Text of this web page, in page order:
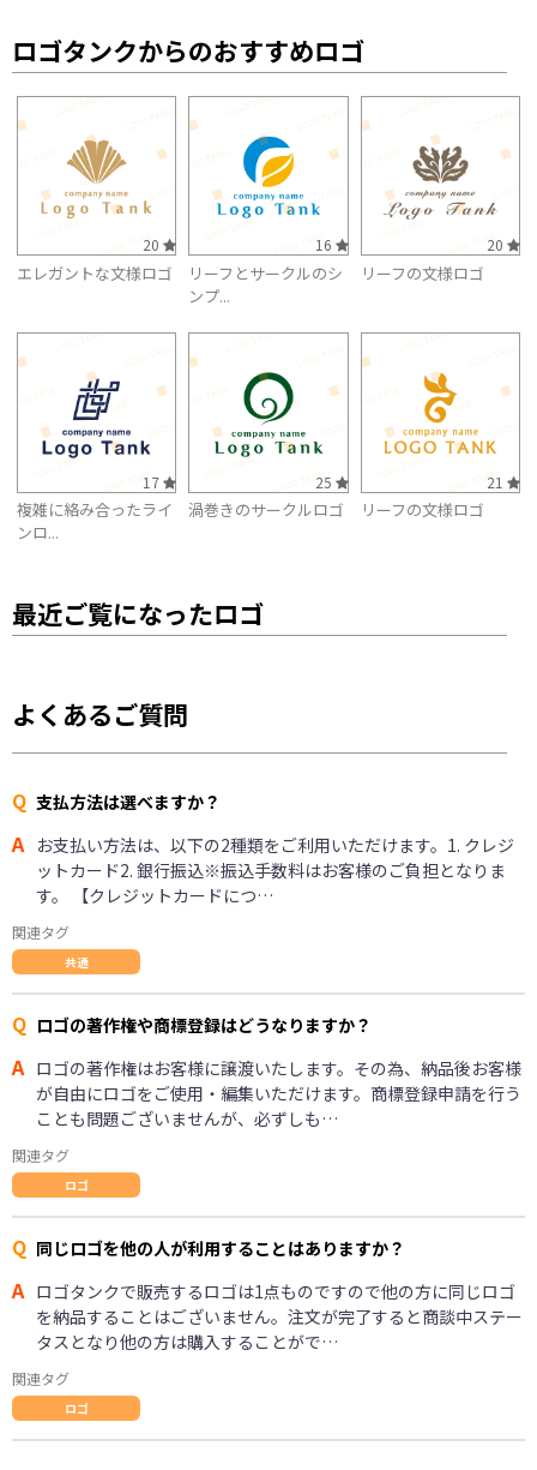
ロゴタンクからのおすすめロゴ
20
エレガントな文様ロゴ
16
リーフとサークルのシ
ンプ...
20
リーフの文様ロゴ
17
複雑に絡み合ったライ
ンロ...
25
渦巻きのサークルロゴ
21
リーフの文様ロゴ
最近ご覧になったロゴ
よくあるご質問
Q 支払方法は選べますか？
A お支払い方法は、以下の2種類をご利用いただけます。1. クレジ
ットカード2. 銀行振込※振込手数料はお客様のご負担となりま
す。 【クレジットカードにつ…
関連タグ
共通
Q ロゴの著作権や商標登録はどうなりますか？
A ロゴの著作権はお客様に譲渡いたします。その為、納品後お客様
が自由にロゴをご使用・編集いただけます。商標登録申請を行う
ことも問題ございませんが、必ずしも…
関連タグ
ロゴ
Q 同じロゴを他の人が利用することはありますか？
A ロゴタンクで販売するロゴは1点ものですので他の方に同じロゴ
を納品することはございません。注文が完了すると商談中ステー
タスとなり他の方は購入することがで…
関連タグ
ロゴ